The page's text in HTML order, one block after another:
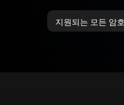
지원되는 모든 암